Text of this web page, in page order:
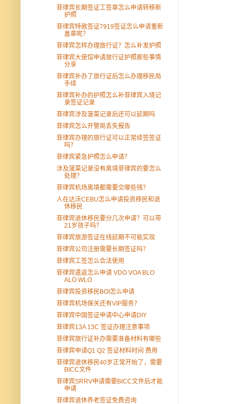
菲律宾长期签证工签章怎么申请转移新
护照
菲律宾特赦签证7919签证怎么申请重新
盖章呢？
菲律宾怎样办理旅行证？怎么补发护照
菲律宾大使馆申请旅行证护照那些事情
分享
菲律宾补办了旅行证后怎么办理移民局
手续
菲律宾补办的护照怎么补菲律宾入境记
录签证记录
菲律宾涉及菠菜记录后还可以延期吗
菲律宾怎么开警局丢失报告
菲律宾办理的旅行证可以正常续签签证
吗？
菲律宾紧急护照怎么申请？
涉及菠菜记录没有离境菲律宾的要怎么
处理？
菲律宾机场离境都需要交哪些钱？
人在达沃CEBU怎么申请投资移民和退
休移民
菲律宾退休移民要分几次申请？可以带
21岁孩子吗？
菲律宾旅游签证在线延期不可能实现
菲律宾公司注册需要长期签证吗？
菲律宾工签怎么合法使用
菲律宾遣返怎么申请 VDO VOA BLO
ALO WLO
菲律宾投资移民BOI怎么申请
菲律宾机场保关还有VIP服务？
菲律宾中国签证申请中心申请DIY
菲律宾13A 13C 签证办理注意事项
菲律宾旅行证补办需要准备材料有哪些
菲律宾申请Q1 Q2 签证材料时间 费用
菲律宾退休移民40岁正常开始了，需要
BICC文件
菲律宾SRRV申请需要BICC文件后才能
申请
菲律宾退休养老签证免费咨询